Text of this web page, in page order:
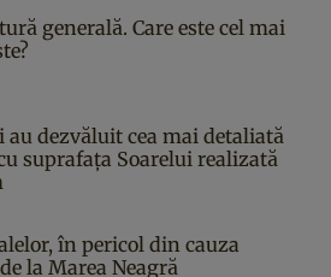
generală. Care este cel mai
au dezvăluit cea mai detaliată
suprafața Soarelui realizată
în pericol din cauza
la Marea Neagră